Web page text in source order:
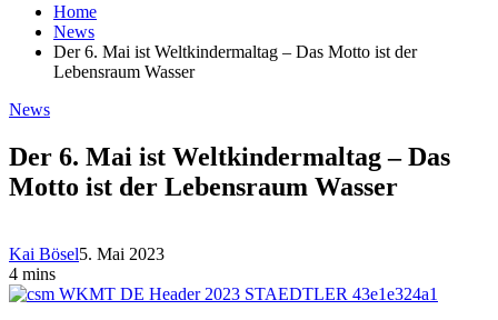
Home
News
Der 6. Mai ist Weltkindermaltag – Das Motto ist der
Lebensraum Wasser
News
Der 6. Mai ist Weltkindermaltag – Das
Motto ist der Lebensraum Wasser
Kai Bösel5. Mai 2023
4 mins